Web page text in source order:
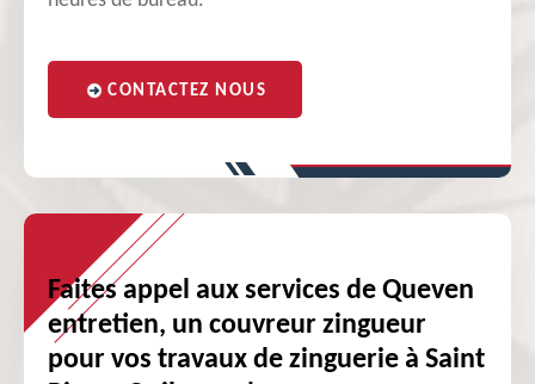
CONTACTEZ NOUS
Faites appel aux services de Queven
entretien, un couvreur zingueur
pour vos travaux de zinguerie à Saint